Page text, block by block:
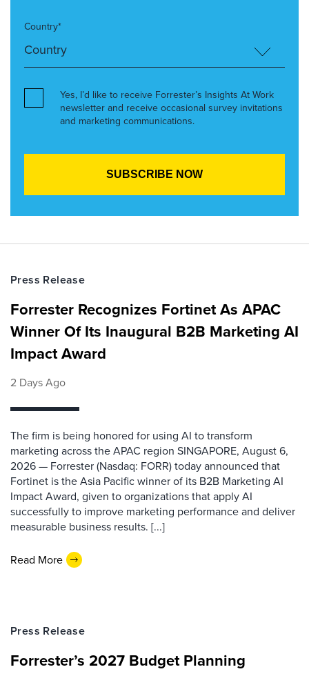
Country*
Yes, I’d like to receive Forrester’s Insights At Work
newsletter and receive occasional survey invitations
and marketing communications.
Press Release
Forrester Recognizes Fortinet As APAC
Winner Of Its Inaugural B2B Marketing AI
Impact Award
2 Days Ago
The firm is being honored for using AI to transform
marketing across the APAC region SINGAPORE, August 6,
2026 — Forrester (Nasdaq: FORR) today announced that
Fortinet is the Asia Pacific winner of its B2B Marketing AI
Impact Award, given to organizations that apply AI
successfully to improve marketing performance and deliver
measurable business results. [...]
Read More
Press Release
Forrester’s 2027 Budget Planning